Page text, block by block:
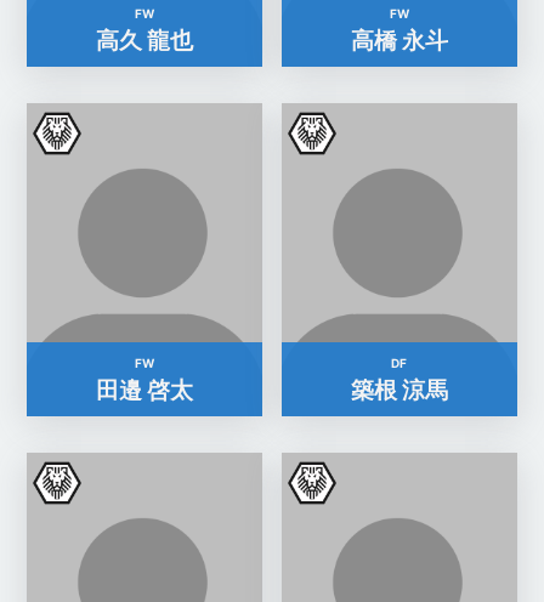
FW
高久 龍也
FW
高橋 永斗
FW
田邉 啓太
DF
築根 涼馬